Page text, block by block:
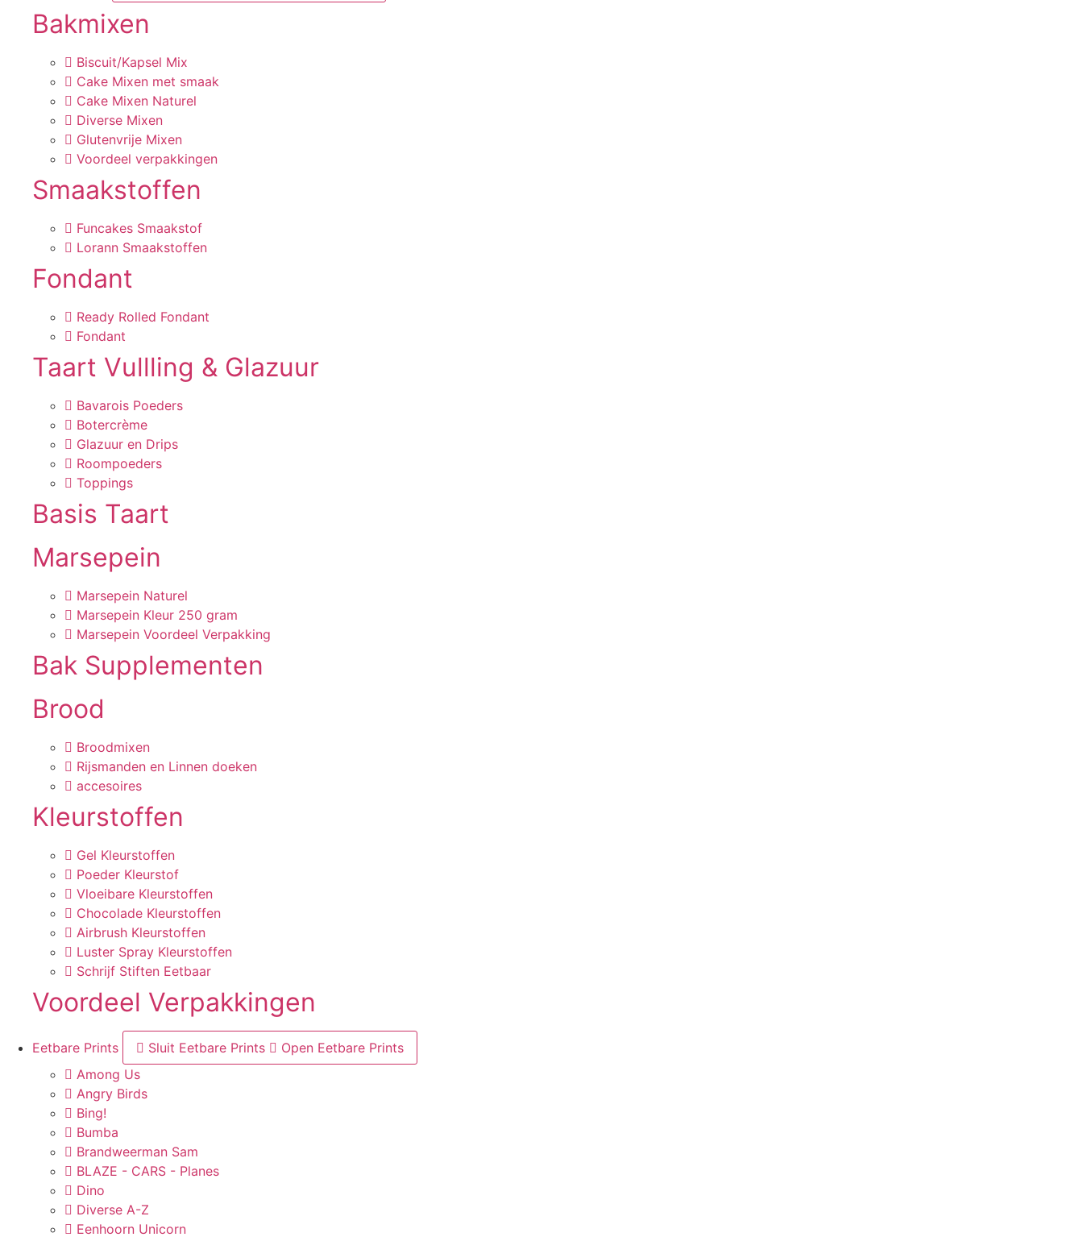
Bakmixen
Biscuit/Kapsel Mix
Cake Mixen met smaak
Cake Mixen Naturel
Diverse Mixen
Glutenvrije Mixen
Voordeel verpakkingen
Smaakstoffen
Funcakes Smaakstof
Lorann Smaakstoffen
Fondant
Ready Rolled Fondant
Fondant
Taart Vullling & Glazuur
Bavarois Poeders
Botercrème
Glazuur en Drips
Roompoeders
Toppings
Basis Taart
Marsepein
Marsepein Naturel
Marsepein Kleur 250 gram
Marsepein Voordeel Verpakking
Bak Supplementen
Brood
Broodmixen
Rijsmanden en Linnen doeken
accesoires
Kleurstoffen
Gel Kleurstoffen
Poeder Kleurstof
Vloeibare Kleurstoffen
Chocolade Kleurstoffen
Airbrush Kleurstoffen
Luster Spray Kleurstoffen
Schrijf Stiften Eetbaar
Voordeel Verpakkingen
Eetbare Prints Sluit Eetbare Prints
Open Eetbare Prints
Among Us
Angry Birds
Bing!
Bumba
Brandweerman Sam
BLAZE - CARS - Planes
Dino
Diverse A-Z
Eenhoorn Unicorn